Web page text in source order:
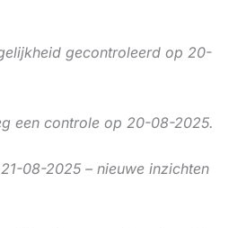
gecontroleerd op 20-
een controle op 20-08-2025.
08-2025 – nieuwe inzichten